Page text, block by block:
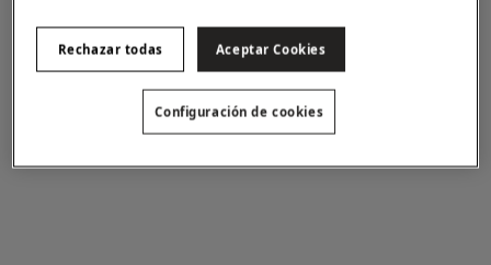
Rechazar todas Aceptar Cookies
Configuración de cookies